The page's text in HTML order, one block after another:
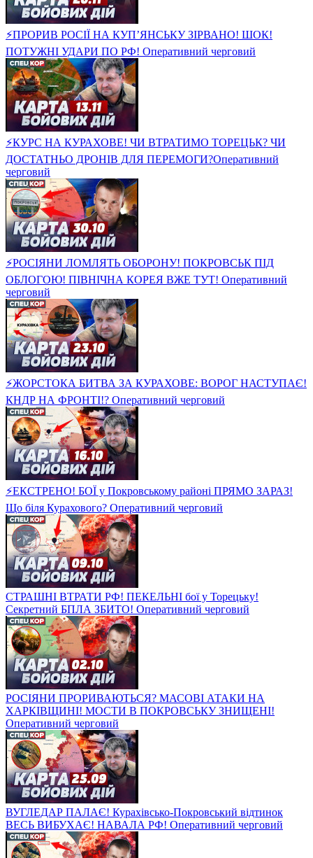
⚡ПРОРИВ РОСІЇ НА КУП’ЯНСЬКУ ЗІРВАНО! ШОК!
ПОТУЖНІ УДАРИ ПО РФ! Оперативний черговий
⚡️КУРС НА КУРАХОВЕ! ЧИ ВТРАТИМО ТОРЕЦЬК? ЧИ
ДОСТАТНЬО ДРОНІВ ДЛЯ ПЕРЕМОГИ?Оперативний
черговий
⚡️РОСІЯНИ ЛОМЛЯТЬ ОБОРОНУ! ПОКРОВСЬК ПІД
ОБЛОГОЮ! ПІВНІЧНА КОРЕЯ ВЖЕ ТУТ! Оперативний
черговий
⚡️ЖОРСТОКА БИТВА ЗА КУРАХОВЕ: ВОРОГ НАСТУПАЄ!
КНДР НА ФРОНТІ!? Оперативний черговий
⚡️ЕКСТРЕНО! БОЇ у Покровському районі ПРЯМО ЗАРАЗ!
Що біля Курахового? Оперативний черговий
СТРАШНІ ВТРАТИ РФ! ПЕКЕЛЬНІ бої у Торецьку!
Секретний БПЛА ЗБИТО! Оперативний черговий
РОСІЯНИ ПРОРИВАЮТЬСЯ? МАСОВІ АТАКИ НА
ХАРКІВЩИНІ! МОСТИ В ПОКРОВСЬКУ ЗНИЩЕНІ!
Оперативний черговий
ВУГЛЕДАР ПАЛАЄ! Курахівсько-Покровський відтинок
ВЕСЬ ВИБУХАЄ! НАВАЛА РФ! Оперативний черговий